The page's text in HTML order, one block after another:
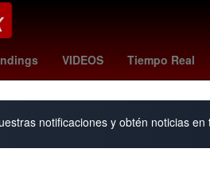
VIDEOS Tiempo Real
Voleibol fulham - newcastle
notificaciones y obtén noticias en